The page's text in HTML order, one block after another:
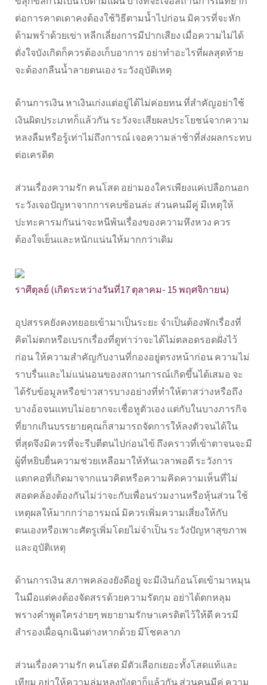
ต่อการคาดเดาคงต้องใช้วิธีตามน้ำไปก่อน มิควรที่จะหัก
ด้ามพร้าด้วยเข่า หลีกเลี่ยงการมีปากเสียง เมื่อความไม่ได้
ดั่งใจบังเกิดก็ควรต้องเก็บอาการ อย่าทำอะไรที่ผลสุดท้าย
จะต้องกลืนน้ำลายตนเอง ระวังอุบัติเหตุ
ด้านการเงิน หาเงินเก่งแต่อยู่ได้ไม่ค่อยทน ที่สำคัญอย่าใช้
เงินผิดประเภทก็แล้วกัน ระวังจะเสียผลประโยชน์จากความ
หลงลืมหรือรู้เท่าไม่ถึงการณ์ เจอความล่าช้าที่ส่งผลกระทบ
ต่อเครดิต
ส่วนเรื่องความรัก คนโสด อย่ามองใครเพียงแค่เปลือกนอก
ระวังเจอปัญหาจากการคบซ้อนล่ะ ส่วนคนมีคู่ มีเหตุให้
ปะทะคารมกันน่าจะหนีพ้นเรื่องของความหึงหวง ควร
ต้องใจเย็นและหนักแน่นให้มากกว่าเดิม
ราศีตุลย์ (เกิดระหว่างวันที่17 ตุลาคม- 15 พฤศจิกายน)
อุปสรรคยังคงทยอยเข้ามาเป็นระยะ จำเป็นต้องพักเรื่องที่
คิดไม่ตกหรือเบรกเรื่องที่ดูท่าว่าจะได้ไม่ตลอดรอดฝั่งไว้
ก่อน ให้ความสำคัญกับงานที่กองอยู่ตรงหน้าก่อน ความไม่
ราบรื่นและไม่แน่นอนของสถานการณ์เกิดขึ้นได้เสมอ จะ
ได้รับข้อมูลหรือข่าวสารบางอย่างที่ทำให้ตาสว่างหรือถึง
บางอ้อจนแทบไม่อยากจะเชื่อหูตัวเอง แต่กับในบางภารกิจ
ที่ยากเกินบรรยายคุณก็สามารถจัดการให้ลงตัวจนได้ใน
ที่สุดจึงมิควรที่จะรีบตีตนไปก่อนไข้ ถึงคราวที่เข้าตาจนจะมี
ผู้ที่หยิบยื่นความช่วยเหลือมาให้ทันเวลาพอดี ระวังการ
แตกคอที่เกิดมาจากแนวคิดหรือความคิดความเห็นที่ไม่
สอดคล้องต้องกันไม่ว่าจะกับเพื่อนร่วมงานหรือหุ้นส่วน ใช้
เหตุผลให้มากกว่าอารมณ์ มิควรเพิ่มความเสี่ยงให้กับ
ตนเองหรือเพาะศัตรูเพิ่มโดยไม่จำเป็น ระวังปัญหาสุขภาพ
และอุบัติเหตุ
ด้านการเงิน สภาพคล่องยังดีอยู่ จะมีเงินก้อนโตเข้ามาหมุน
ในมือแต่คงต้องจัดสรรด้วยความรัดกุม อย่าได้ตกหลุม
พรางคำพูดใครง่ายๆ พยายามรักษาเครดิตไว้ให้ดี ควรมี
สำรองเผื่อฉุกเฉินต่างหากด้วย มีโชคลาภ
ส่วนเรื่องความรัก คนโสด มีตัวเลือกเยอะทั้งโสดแท้และ
เทียม อย่าให้ความลุ่มหลงบังตาก็แล้วกัน ส่วนคนมีคู่ ความ